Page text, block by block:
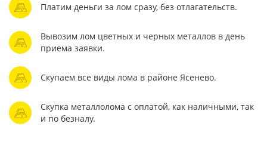
Платим деньги за лом сразу, без отлагательств.
Вывозим лом цветных и черных металлов в день
приема заявки.
Скупаем все виды лома в районе Ясенево.
Скупка металлолома с оплатой, как наличными, так
и по безналу.